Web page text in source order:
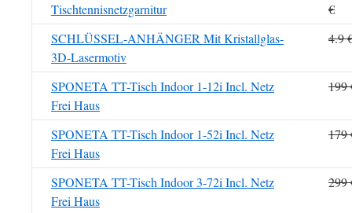
Tischtennisnetzgarnitur
€
SCHLÜSSEL-ANHÄNGER Mit Kristallglas-
3D-Lasermotiv
4.9
SPONETA TT-Tisch Indoor 1-12i Incl. Netz
Frei Haus
199
SPONETA TT-Tisch Indoor 1-52i Incl. Netz
Frei Haus
179
SPONETA TT-Tisch Indoor 3-72i Incl. Netz
Frei Haus
299